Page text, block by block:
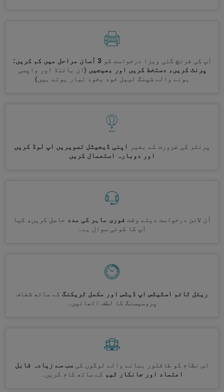
آپ کی فرنچ گنی ویزا درخواست کو
3 آسان مراحل میں کم کریں:
پرنٹ کریں، دستخط کریں اور بھیجیں (ان بائنڈ اور واپسی
ہونے والے شپنگ لیبل خود بخود تیار ہوتے ہیں)
پرنٹر کی ضرورت کے بغیر
اپنی ڈیجیٹل تصویریں اپ لوڈ کریں
اور دوبارہ استعمال کریں
آن لائن درخواست دیتے وقت فوری ماہر کی مدد حاصل کریں، کیا
آپ کا کوئی سوال ہے۔
ریئل ٹائم اسٹیٹس اپ ڈیٹس اور مکمل ٹریکنگ کے ساتھ شفاف
پروسیسنگ کا لطف اٹھائیں۔
اس نظام کو طاقتور بنانے والے لوگوں کی سب سے زیادہ قابل
اعتماد اور جانکار ٹیم کے ساتھ کام کریں۔